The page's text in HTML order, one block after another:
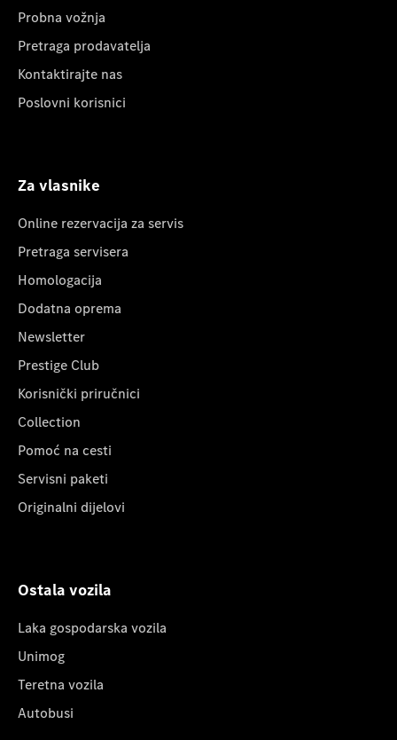
Probna vožnja
Pretraga prodavatelja
Kontaktirajte nas
Poslovni korisnici
Za vlasnike
Online rezervacija za servis
Pretraga servisera
Homologacija
Dodatna oprema
Newsletter
Prestige Club
Korisnički priručnici
Collection
Pomoć na cesti
Servisni paketi
Originalni dijelovi
Ostala vozila
Laka gospodarska vozila
Unimog
Teretna vozila
Autobusi